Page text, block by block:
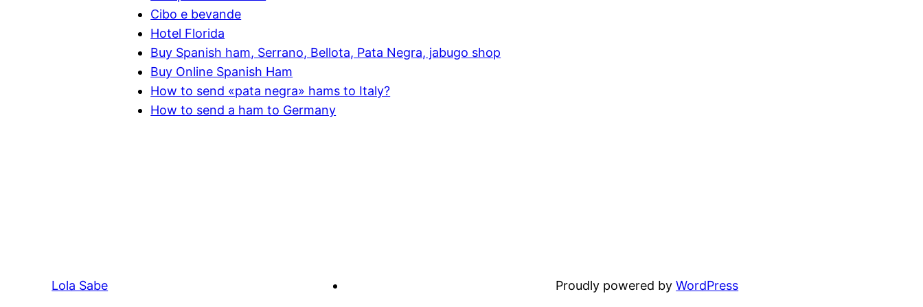
Cibo e bevande
Hotel Florida
Buy Spanish ham, Serrano, Bellota, Pata Negra, jabugo shop
Buy Online Spanish Ham
How to send «pata negra» hams to Italy?
How to send a ham to Germany
Lola Sabe Proudly powered byWordPress